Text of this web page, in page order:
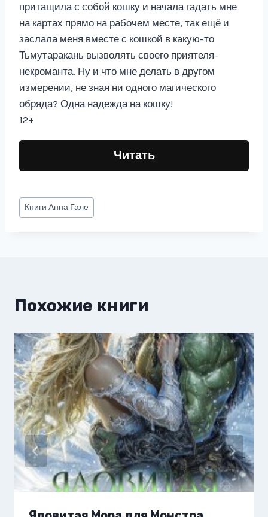
притащила с собой кошку и начала гадать мне
на картах прямо на рабочем месте, так ещё и
заслала меня вместе с кошкой в какую-то
Тьмутаракань вызволять своего приятеля-
некроманта. Ну и что мне делать в другом
измерении, не зная ни одного магического
обряда? Одна надежда на кошку!
12+
Читать
Метки
записи:
КнигиАнна Гале
Похожие книги